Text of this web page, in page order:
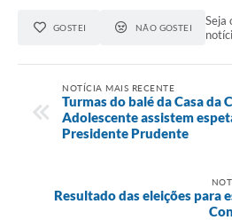
GOSTEI NÃO GOSTEI
Seja
NOTÍCIA MAIS RECENTE
Turmas do balé da Casa da
Adolescente assistem
Presidente Prudente
Resultado das eleições para